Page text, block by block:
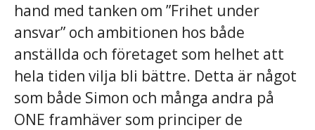
hand med tanken om ”Frihet under
ansvar” och ambitionen hos både
anställda och företaget som helhet att
hela tiden vilja bli bättre. Detta är något
som både Simon och många andra på
ONE framhäver som principer de